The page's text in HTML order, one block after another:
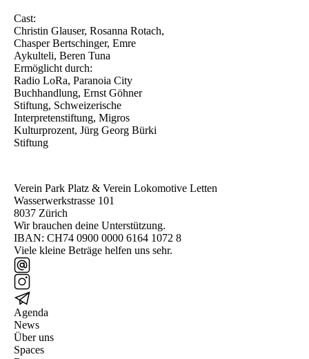
Cast:
Christin Glauser, Rosanna Rotach,
Chasper Bertschinger, Emre
Aykulteli, Beren Tuna
Ermöglicht durch:
Radio LoRa, Paranoia City
Buchhandlung, Ernst Göhner
Stiftung, Schweizerische
Interpretenstiftung, Migros
Kulturprozent, Jürg Georg Bürki
Stiftung
Verein Park Platz & Verein Lokomotive Letten
Wasserwerkstrasse 101
8037 Zürich
Wir brauchen deine Unterstützung.
IBAN: CH74 0900 0000 6164 1072 8
Viele kleine Beträge helfen uns sehr.
Agenda
News
Über uns
Spaces